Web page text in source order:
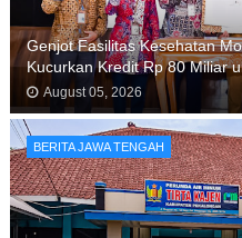
Genjot Fasilitas Kesehatan
Kucurkan Kredit Rp 80 Miliar
August 05, 2026
BERITA JAWA TENGAH